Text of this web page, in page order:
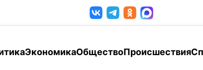
ЭкономикаОбществоПроисшествия